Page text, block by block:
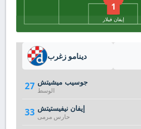
1
إيفان فيلار
دينامو زغرب
27 جوسيب ميشيتش
الوسط
33 إيفان نيفيستيتش
حارس مرمى